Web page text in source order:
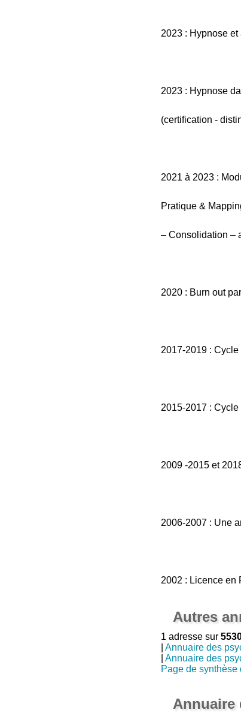
2023 : Hypnose
2023 : Hypnose
(certification -
2021 à 2023 :
Pratique &
– Consolidation –
2020 : Burn out
2017-2019 :
2015-2017 :
2009 -2015 et
2006-2007 : Une
2002 : Licence en
Autres
1 adresse sur
Annuaire des
Annuaire des
Page de
Annuaire